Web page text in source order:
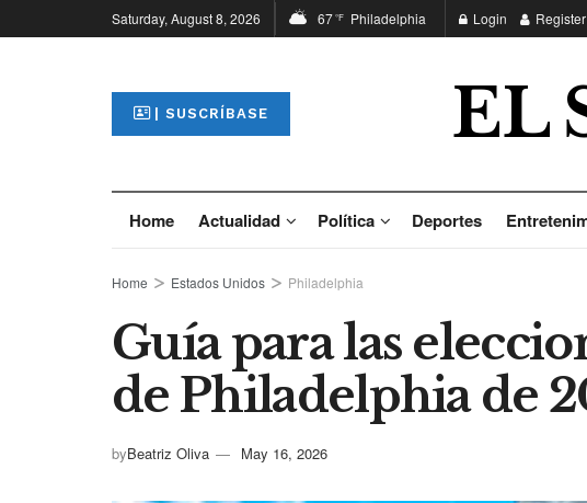
Saturday, August 8, 2026 67°F Philadelphia Login Register
| SUSCRÍBASE EL
Home Actualidad Política Deportes
Home Estados Unidos Philadelphia
Guía para las
de Philadelphia de
byBeatriz Oliva May 16, 2026